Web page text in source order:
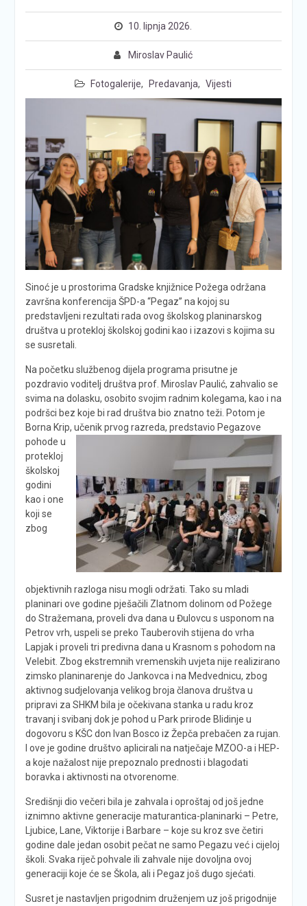
10. lipnja 2026.
Miroslav Paulić
Fotogalerije, Predavanja, Vijesti
Sinoć je u prostorima Gradske knjižnice Požega održana
završna konferencija ŠPD-a “Pegaz” na kojoj su
predstavljeni rezultati rada ovog školskog planinarskog
društva u protekloj školskoj godini kao i izazovi s kojima su
se susretali.
Na početku službenog dijela programa prisutne je
pozdravio voditelj društva prof. Miroslav Paulić, zahvalio se
svima na dolasku, osobito svojim radnim kolegama, kao i na
podršci bez koje bi rad društva bio znatno teži. Potom je
Borna Krip, učenik prvog razreda, predstavio Pegazove
pohode u
protekloj
školskoj
godini
kao i one
koji se
zbog
objektivnih razloga nisu mogli održati. Tako su mladi
planinari ove godine pješačili Zlatnom dolinom od Požege
do Stražemana, proveli dva dana u Đulovcu s usponom na
Petrov vrh, uspeli se preko Tauberovih stijena do vrha
Lapjak i proveli tri predivna dana u Krasnom s pohodom na
Velebit. Zbog ekstremnih vremenskih uvjeta nije realizirano
zimsko planinarenje do Jankovca i na Medvednicu, zbog
aktivnog sudjelovanja velikog broja članova društva u
pripravi za SHKM bila je očekivana stanka u radu kroz
travanj i svibanj dok je pohod u Park prirode Blidinje u
dogovoru s KŠC don Ivan Bosco iz Žepča prebačen za rujan.
I ove je godine društvo aplicirali na natječaje MZOO-a i HEP-
a koje nažalost nije prepoznalo prednosti i blagodati
boravka i aktivnosti na otvorenome.
Središnji dio večeri bila je zahvala i oproštaj od još jedne
iznimno aktivne generacije maturantica-planinarki – Petre,
Ljubice, Lane, Viktorije i Barbare – koje su kroz sve četiri
godine dale jedan osobit pečat ne samo Pegazu već i cijeloj
školi. Svaka riječ pohvale ili zahvale nije dovoljna ovoj
generaciji koje će se Škola, ali i Pegaz još dugo sjećati.
Susret je nastavljen prigodnim druženjem uz još prigodnije